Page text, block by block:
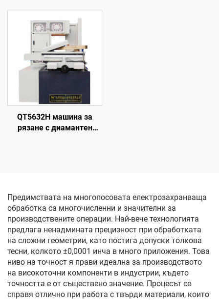
QT5632H машина за
рязане с диамантен
Предимствата на многопосовата електрозахранваща
обработка са многочисленни и значителни за
производствените операции. Най-вече технологията
предлага ненадмината прецизност при обработката
на сложни геометрии, като постига допуски толкова
тесни, колкото ±0,0001 инча в много приложения. Това
ниво на точност я прави идеална за производството
на високоточни компоненти в индустрии, където
точността е от съществено значение. Процесът се
справя отлично при работа с твърди материали, които